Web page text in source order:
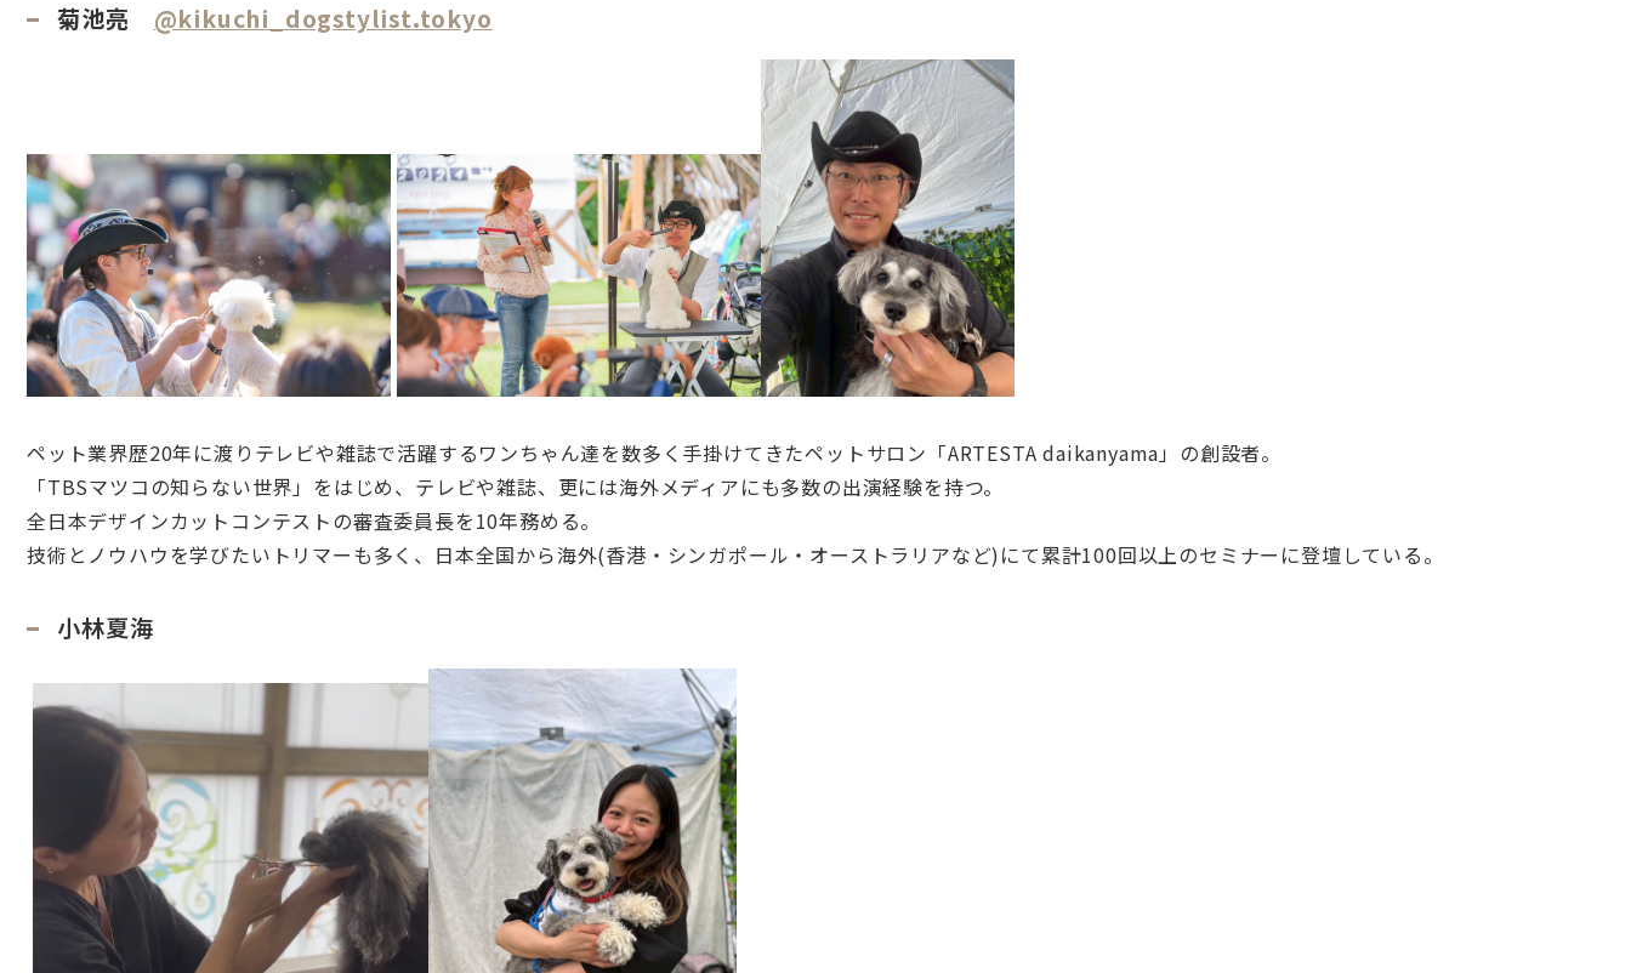
菊池亮 @kikuchi_dogstylist.tokyo
ペット業界歴20年に渡りテレビや雑誌で活躍するワンちゃん達を数多く手掛けてきたペットサロン「ARTESTA daikanyama」の創設者。
「TBSマツコの知らない世界」をはじめ、テレビや雑誌、更には海外メディアにも多数の出演経験を持つ。
全日本デザインカットコンテストの審査委員長を10年務める。
技術とノウハウを学びたいトリマーも多く、日本全国から海外(香港・シンガポール・オーストラリアなど)にて累計100回以上のセミナーに登壇している。
小林夏海